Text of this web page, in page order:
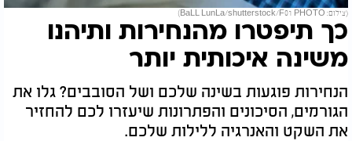
(צילום: BaLL LunLa/shutterstock/F01 PHOTO)
כך תיפטרו מהנחירות ותיהנו
משינה איכותית יותר
הנחירות פוגעות בשינה שלכם ושל הסובבים? גלו את
הגורמים, הסיכונים והפתרונות שיעזרו לכם להחזיר
את השקט והאנרגיה ללילות שלכם.